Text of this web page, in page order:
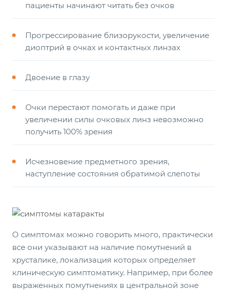
пациенты начинают читать без очков
Прогрессирование близорукости, увеличение
диоптрий в очках и контактных линзах
Двоение в глазу
Очки перестают помогать и даже при
увеличении силы очковых линз невозможно
получить 100% зрения
Исчезновение предметного зрения,
наступление состояния обратимой слепоты
О симптомах можно говорить много, практически
все они указывают на наличие помутнений в
хрусталике, локализация которых определяет
клиническую симптоматику. Например, при более
выраженных помутнениях в центральной зоне